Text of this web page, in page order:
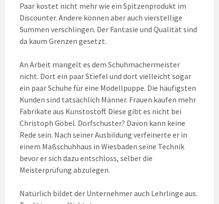
Paar kostet nicht mehr wie ein Spitzenprodukt im
Discounter. Andere können aber auch vierstellige
Summen verschlingen. Der Fantasie und Qualität sind
da kaum Grenzen gesetzt.
An Arbeit mangelt es dem Schuhmachermeister
nicht. Dort ein paar Stiefel und dort vielleicht sogar
ein paar Schuhe für eine Modellpuppe. Die häufigsten
Kunden sind tatsächlich Männer. Frauen kaufen mehr
Fabrikate aus Kunstostoff. Diese gibt es nicht bei
Christoph Göbel. Dorfschuster? Davon kann keine
Rede sein. Nach seiner Ausbildung verfeinerte er in
einem Maßschuhhaus in Wiesbaden seine Technik
bevor er sich dazu entschloss, selber die
Meisterprüfung abzulegen.
Natürlich bildet der Unternehmer auch Lehrlinge aus.